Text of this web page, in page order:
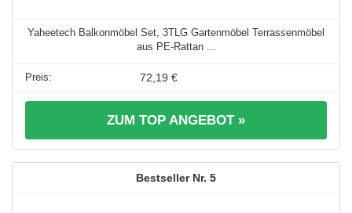
Yaheetech Balkonmöbel Set, 3TLG Gartenmöbel Terrassenmöbel
aus PE-Rattan ...
72,19 €
ZUM TOP ANGEBOT »
5